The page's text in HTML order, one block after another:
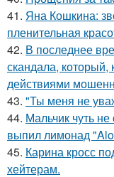
41. Яна Кошкина:
пленительная
42. В последнее
скандала,
действиями
43. "Ты меня не
44. Мальчик чуть
выпил лимонад
45. Карина кросс
хейтерам.